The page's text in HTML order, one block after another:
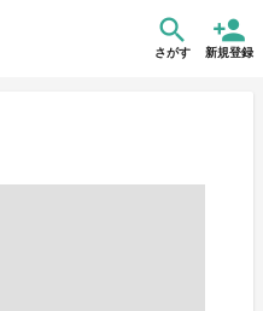
さがす 新規登録